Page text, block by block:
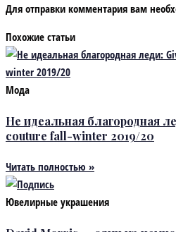
Для отправки комментария вам
Похожие статьи
Мода
Не идеальная благородная
couture fall-winter 2019/20
Читать полностью »
Ювелирные украшения